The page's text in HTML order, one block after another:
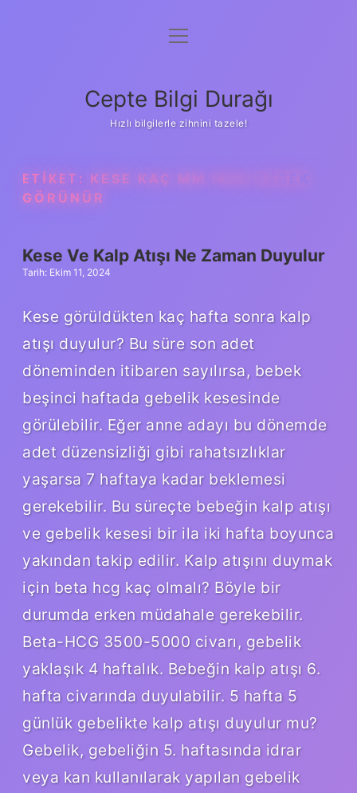
Anasayfa
Yasal Uyarı
menüyü
Cepte Bilgi Durağı
Hızlı bilgilerle zihnini tazele!
ETIKET: KESE KAÇ MM IKEN BEBEK
GÖRÜNÜR
Kese Ve Kalp Atışı Ne Zaman Duyulur
Tarih: Ekim 11, 2024
Kese görüldükten kaç hafta sonra kalp
atışı duyulur? Bu süre son adet
döneminden itibaren sayılırsa, bebek
beşinci haftada gebelik kesesinde
görülebilir. Eğer anne adayı bu dönemde
adet düzensizliği gibi rahatsızlıklar
yaşarsa 7 haftaya kadar beklemesi
gerekebilir. Bu süreçte bebeğin kalp atışı
ve gebelik kesesi bir ila iki hafta boyunca
yakından takip edilir. Kalp atışını duymak
için beta hcg kaç olmalı? Böyle bir
durumda erken müdahale gerekebilir.
Beta-HCG 3500-5000 civarı, gebelik
yaklaşık 4 haftalık. Bebeğin kalp atışı 6.
hafta civarında duyulabilir. 5 hafta 5
günlük gebelikte kalp atışı duyulur mu?
Gebelik, gebeliğin 5. haftasında idrar
veya kan kullanılarak yapılan gebelik